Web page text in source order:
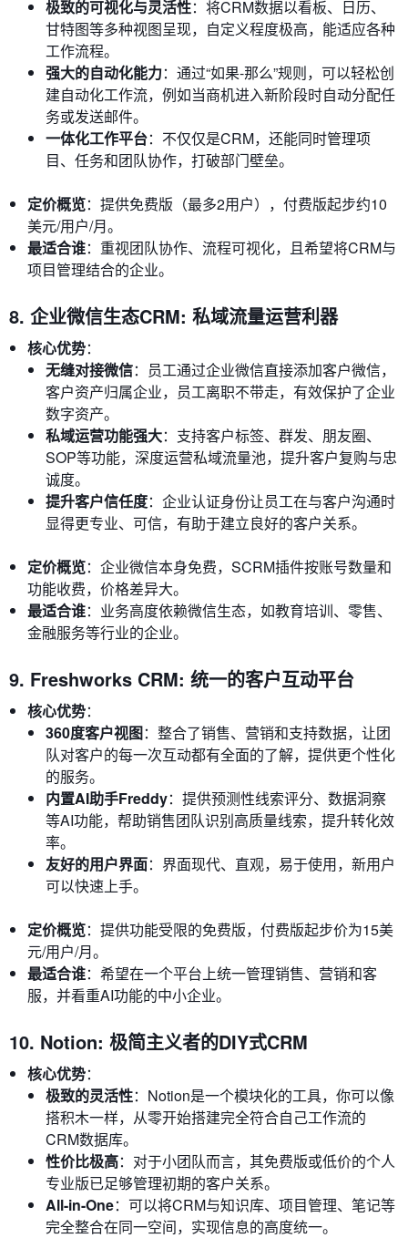
极致的可视化与灵活性：将CRM数据以看板、日历、
甘特图等多种视图呈现，自定义程度极高，能适应各种
工作流程。
强大的自动化能力：通过“如果-那么”规则，可以轻松创
建自动化工作流，例如当商机进入新阶段时自动分配任
务或发送邮件。
一体化工作平台：不仅仅是CRM，还能同时管理项
目、任务和团队协作，打破部门壁垒。
定价概览：提供免费版（最多2用户），付费版起步约10
美元/用户/月。
最适合谁：重视团队协作、流程可视化，且希望将CRM与
项目管理结合的企业。
8. 企业微信生态CRM: 私域流量运营利器
核心优势：
无缝对接微信：员工通过企业微信直接添加客户微信，
客户资产归属企业，员工离职不带走，有效保护了企业
数字资产。
私域运营功能强大：支持客户标签、群发、朋友圈、
SOP等功能，深度运营私域流量池，提升客户复购与忠
诚度。
提升客户信任度：企业认证身份让员工在与客户沟通时
显得更专业、可信，有助于建立良好的客户关系。
定价概览：企业微信本身免费，SCRM插件按账号数量和
功能收费，价格差异大。
最适合谁：业务高度依赖微信生态，如教育培训、零售、
金融服务等行业的企业。
9. Freshworks CRM: 统一的客户互动平台
核心优势：
360度客户视图：整合了销售、营销和支持数据，让团
队对客户的每一次互动都有全面的了解，提供更个性化
的服务。
内置AI助手Freddy：提供预测性线索评分、数据洞察
等AI功能，帮助销售团队识别高质量线索，提升转化效
率。
友好的用户界面：界面现代、直观，易于使用，新用户
可以快速上手。
定价概览：提供功能受限的免费版，付费版起步价为15美
元/用户/月。
最适合谁：希望在一个平台上统一管理销售、营销和客
服，并看重AI功能的中小企业。
10. Notion: 极简主义者的DIY式CRM
核心优势：
极致的灵活性：Notion是一个模块化的工具，你可以像
搭积木一样，从零开始搭建完全符合自己工作流的
CRM数据库。
性价比极高：对于小团队而言，其免费版或低价的个人
专业版已足够管理初期的客户关系。
All-in-One：可以将CRM与知识库、项目管理、笔记等
完全整合在同一空间，实现信息的高度统一。